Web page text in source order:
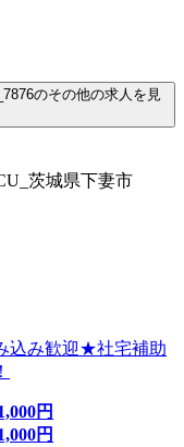
のその他の求人を見
茨城県下妻市
込み歓迎★社宅補助
円
円